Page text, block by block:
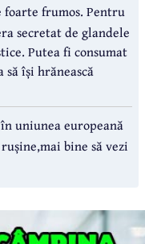
foarte frumos. Pentru
secretat de glandele
Putea fi consumat
să își hrănească
uniunea europeană
bine să vezi